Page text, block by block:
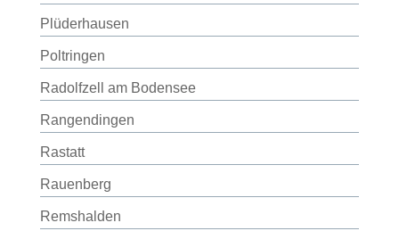
Plüderhausen
Poltringen
Radolfzell am Bodensee
Rangendingen
Rastatt
Rauenberg
Remshalden